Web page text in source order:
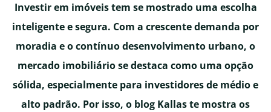
Investir em imóveis tem se mostrado uma escolha
inteligente e segura. Com a crescente demanda por
moradia e o contínuo desenvolvimento urbano, o
mercado imobiliário se destaca como uma opção
sólida, especialmente para investidores de médio e
alto padrão. Por isso, o blog Kallas te mostra os